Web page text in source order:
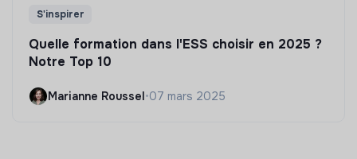
S'inspirer
Quelle formation dans l'ESS choisir en 2025 ?
Notre Top 10
Marianne Roussel•07 mars 2025